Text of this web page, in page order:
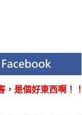
，是個好東西啊！！